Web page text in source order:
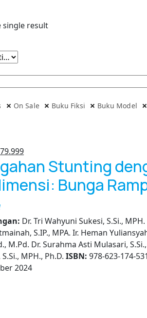
single result
On Sale Buku Fiksi Buku Model
79.999Current
price
is:
Rp79.999.
Stunting
Bunga
Dr. Tri Wahyuni Sukesi, S.Si.,
S.IP., MPA. Ir. Heman
M.Pd. Dr. Surahma Asti Mulasari,
MPH., Ph.D. ISBN: 978-623-174-
2024